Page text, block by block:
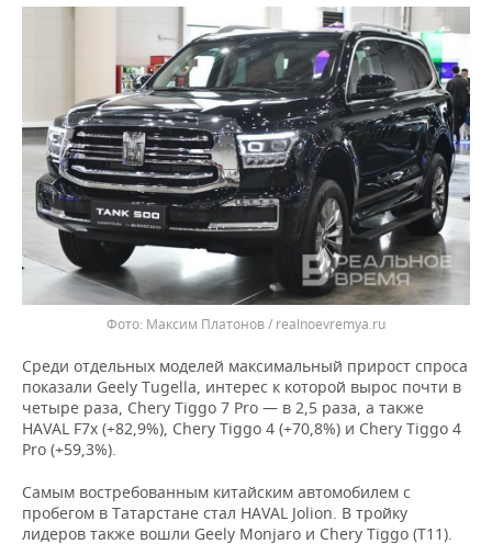
ХОККЕЙ С МЯЧОМ
ПРОИСШЕСТВИЯ
Максим Платонов / realnoevremya.ru
Среди отдельных моделей максимальный прирост спроса
показали Geely Tugella, интерес к которой вырос почти в
четыре раза, Chery Tiggo 7 Pro — в 2,5 раза, а также
HAVAL F7x (+82,9%), Chery Tiggo 4 (+70,8%) и Chery Tiggo 4
Pro (+59,3%).
Самым востребованным китайским автомобилем с
пробегом в Татарстане стал HAVAL Jolion. В тройку
лидеров также вошли Geely Monjaro и Chery Tiggo (T11).